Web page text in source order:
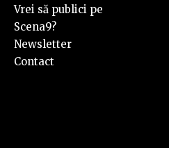
Vrei să publici pe
Scena9?
Newsletter
Contact